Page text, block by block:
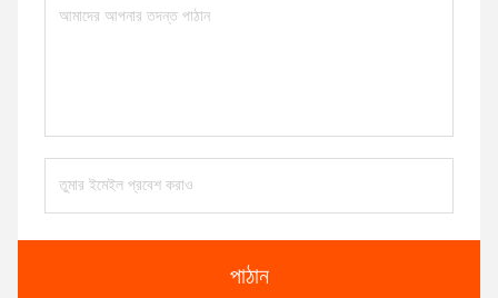
পাঠান